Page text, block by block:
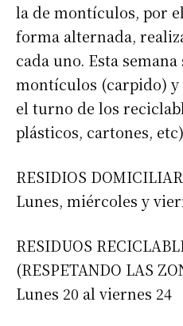
la de montículos, por
forma alternada,
cada uno. Esta
montículos (carpido) y
el turno de los
plásticos, cartones,
RESIDIOS
Lunes, miércoles y
RESIDUOS
(RESPETANDO LAS
Lunes 20 al viernes 24